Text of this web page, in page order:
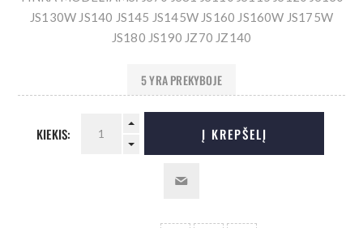
JS130W JS140 JS145 JS145W JS160 JS160W JS175W
JS180 JS190 JZ70 JZ140
5 YRA PREKYBOJE
KIEKIS: Į KREPŠELĮ